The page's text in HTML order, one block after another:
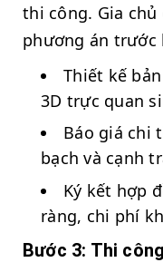
thi công. Gia
phương án trước
Thiết kế
3D trực quan
Báo giá chi
bạch và cạnh
Ký kết hợp
ràng, chi phí
Bước 3: Thi